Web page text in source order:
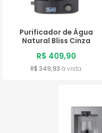
Purificador de Água
Natural Bliss Cinza
R$ 409,90
R$ 349,93 à vista